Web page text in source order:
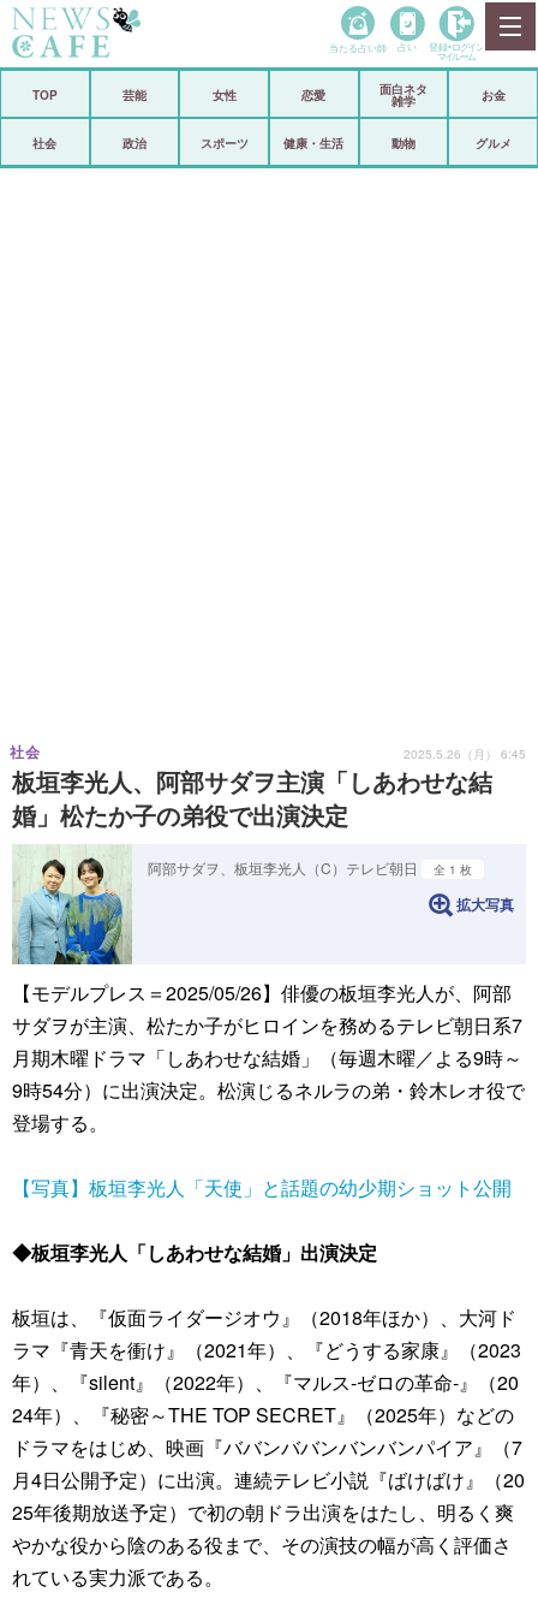
政治
当たる占い師 占い 登録• ログイン
マイルーム
TOP 芸能 女性 恋愛
面白ネタ
雑学
お金
社会 政治 スポーツ 健康・生活 動物 グルメ
板垣李光人、阿部サダヲ主演「しあわせな結
婚」松たか子の弟役で出演決定
社会 2025.5.26（月） 6:45
阿部サダヲ、板垣李光人（C）テレビ朝日 全 1 枚
拡大写真
【モデルプレス＝2025/05/26】俳優の板垣李光人が、阿部
サダヲが主演、松たか子がヒロインを務めるテレビ朝日系7
月期木曜ドラマ「しあわせな結婚」（毎週木曜／よる9時～
9時54分）に出演決定。松演じるネルラの弟・鈴木レオ役で
登場する。
【写真】板垣李光人「天使」と話題の幼少期ショット公開
◆板垣李光人「しあわせな結婚」出演決定
板垣は、『仮面ライダージオウ』（2018年ほか）、大河ド
ラマ『青天を衝け』（2021年）、『どうする家康』（2023
年）、『silent』（2022年）、『マルス‐ゼロの革命‐』（20
24年）、『秘密～THE TOP SECRET』（2025年）などの
ドラマをはじめ、映画『ババンババンバンバンパイア』（7
月4日公開予定）に出演。連続テレビ小説『ばけばけ』（20
25年後期放送予定）で初の朝ドラ出演をはたし、明るく爽
やかな役から陰のある役まで、その演技の幅が高く評価さ
れている実力派である。